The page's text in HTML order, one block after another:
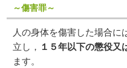
～傷害罪～
人の身体を傷害した場合に
立し， １５年以下の懲役又
ます。